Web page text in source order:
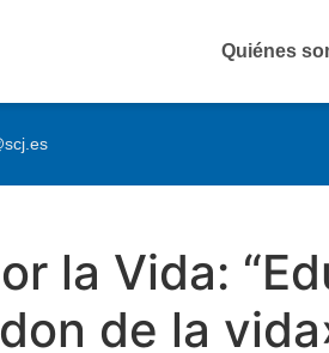
Quiénes
la Vida:
de la